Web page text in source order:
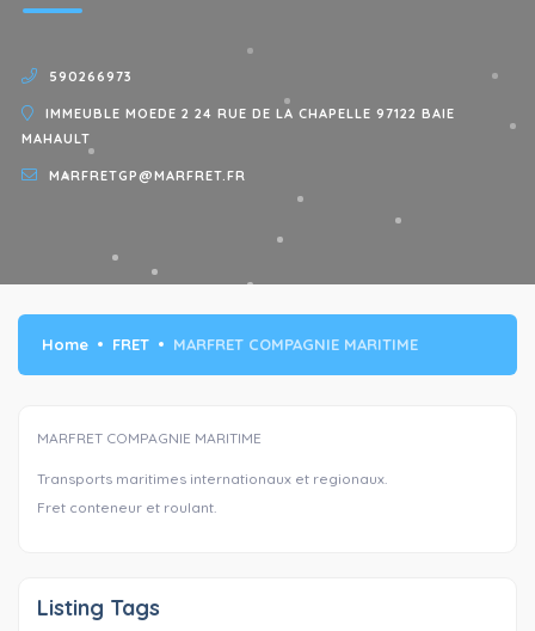
590266973
IMMEUBLE MOEDE 2 24 RUE DE LA CHAPELLE 97122 BAIE
MAHAULT
MARFRETGP@MARFRET.FR
Home FRET MARFRET COMPAGNIE MARITIME
MARFRET COMPAGNIE MARITIME
Transports maritimes internationaux et regionaux.
Fret conteneur et roulant.
Listing Tags